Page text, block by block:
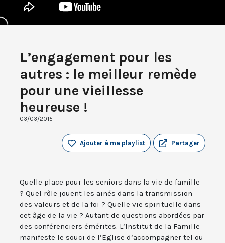
L’engagement pour les
autres : le meilleur remède
pour une vieillesse
heureuse !
03/03/2015
Partager
Ajouter à ma playlist
Quelle place pour les seniors dans la vie de famille
? Quel rôle jouent les ainés dans la transmission
des valeurs et de la foi ? Quelle vie spirituelle dans
cet âge de la vie ? Autant de questions abordées par
des conférenciers émérites. L’Institut de la Famille
manifeste le souci de l’Eglise d’accompagner tel ou